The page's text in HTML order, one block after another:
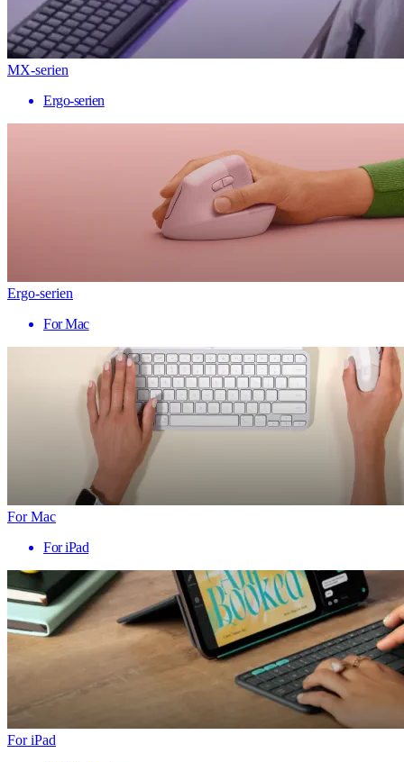
MX-serien
Ergo-serien
Ergo-serien
For Mac
For Mac
For iPad
For iPad